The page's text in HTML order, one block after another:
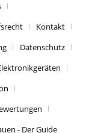
Kontakt
Datenschutz
- Der Guide